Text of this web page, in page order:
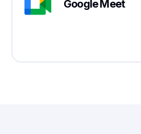
Google Meet